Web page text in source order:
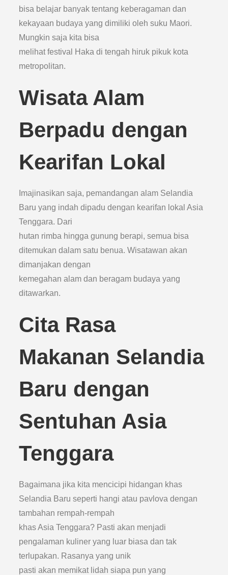
bisa belajar banyak tentang keberagaman dan
kekayaan budaya yang dimiliki oleh suku Maori.
Mungkin saja kita bisa
melihat festival Haka di tengah hiruk pikuk kota
metropolitan.
Wisata Alam
Berpadu dengan
Kearifan Lokal
Imajinasikan saja, pemandangan alam Selandia
Baru yang indah dipadu dengan kearifan lokal Asia
Tenggara. Dari
hutan rimba hingga gunung berapi, semua bisa
ditemukan dalam satu benua. Wisatawan akan
dimanjakan dengan
kemegahan alam dan beragam budaya yang
ditawarkan.
Cita Rasa
Makanan Selandia
Baru dengan
Sentuhan Asia
Tenggara
Bagaimana jika kita mencicipi hidangan khas
Selandia Baru seperti hangi atau pavlova dengan
tambahan rempah-rempah
khas Asia Tenggara? Pasti akan menjadi
pengalaman kuliner yang luar biasa dan tak
terlupakan. Rasanya yang unik
pasti akan memikat lidah siapa pun yang